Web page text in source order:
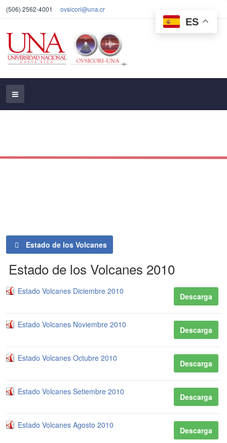
(506) 2562-4001 ovsicori@una.cr
ES
Estado de los Volcanes
Estado de los Volcanes 2010
Estado Volcanes Diciembre 2010
Descarga
Estado Volcanes Noviembre 2010
Descarga
Estado Volcanes Octubre 2010
Descarga
Estado Volcanes Setiembre 2010
Descarga
Estado Volcanes Agosto 2010
Descarga